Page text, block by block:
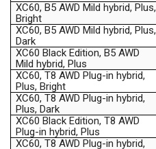
XC60, B5 AWD Mild hybrid, Plus,
Bright
XC60, B5 AWD Mild hybrid, Plus,
Dark
XC60 Black Edition, B5 AWD
Mild hybrid, Plus
XC60, T8 AWD Plug-in hybrid,
Plus, Bright
XC60, T8 AWD Plug-in hybrid,
Plus, Dark
XC60 Black Edition, T8 AWD
Plug-in hybrid, Plus
XC60, T8 AWD Plug-in hybrid,